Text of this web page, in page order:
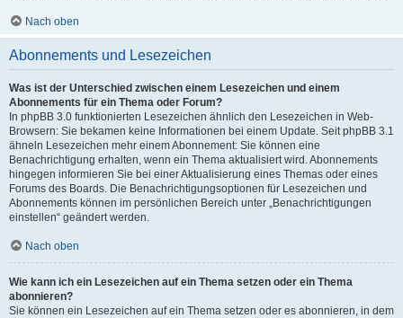
Nach oben
Abonnements und Lesezeichen
Was ist der Unterschied zwischen einem Lesezeichen und einem
Abonnements für ein Thema oder Forum?
In phpBB 3.0 funktionierten Lesezeichen ähnlich den Lesezeichen in Web-
Browsern: Sie bekamen keine Informationen bei einem Update. Seit phpBB 3.1
ähneln Lesezeichen mehr einem Abonnement: Sie können eine
Benachrichtigung erhalten, wenn ein Thema aktualisiert wird. Abonnements
hingegen informieren Sie bei einer Aktualisierung eines Themas oder eines
Forums des Boards. Die Benachrichtigungsoptionen für Lesezeichen und
Abonnements können im persönlichen Bereich unter „Benachrichtigungen
einstellen“ geändert werden.
Nach oben
Wie kann ich ein Lesezeichen auf ein Thema setzen oder ein Thema
abonnieren?
Sie können ein Lesezeichen auf ein Thema setzen oder es abonnieren, in dem